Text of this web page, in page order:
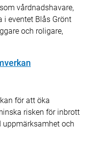
vårdnadshavare,
eventet Blås Grönt
och roligare,
för att öka
risken för inbrott
och